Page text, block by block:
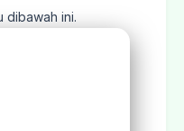
dibawah ini.